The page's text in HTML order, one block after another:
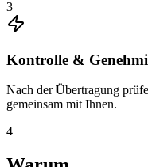
3
Kontrolle &
Nach der Übertragung
gemeinsam mit Ihnen.
4